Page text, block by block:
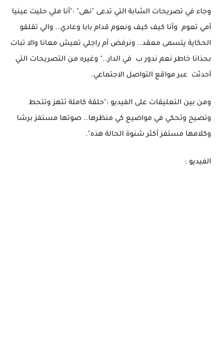
وجاء في تصريحات الشابة التي تدعى "نهى" :"أنا ملي حليت عينيا
أمي تعوم وأنا كيف كيف ونعوم قدام بابا وعادي.. والي تقلقو
الحكاية يتسمى معقد.. ونرفض أم راجلي تعيش معانا والا تبات
بحذانا خاطر نعم ندور ب في الدار.." وغيره من التصريحات التي
أحدثت عبر مواقع التواصل الاجتماعي.
ومن بين التعليقات على الفيديو :"حلقة كاملة تتهز وتتحط
وتصيح وتحكي في مواضيع كي منظرها.. صوتها مستفز برشا
وكلامها مستفز أكثر شنوة الحالة هذه".
الفيديو :